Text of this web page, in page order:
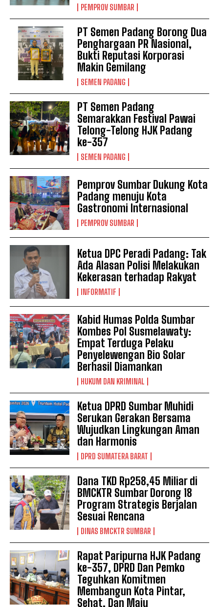
PEMPROV SUMBAR
PT Semen Padang Borong Dua
Penghargaan PR Nasional,
Bukti Reputasi Korporasi
Makin Gemilang
SEMEN PADANG
PT Semen Padang
Semarakkan Festival Pawai
Telong-Telong HJK Padang
ke-357
SEMEN PADANG
Pemprov Sumbar Dukung Kota
Padang menuju Kota
Gastronomi Internasional
PEMPROV SUMBAR
Ketua DPC Peradi Padang: Tak
Ada Alasan Polisi Melakukan
Kekerasan terhadap Rakyat
INFORMATIF
Kabid Humas Polda Sumbar
Kombes Pol Susmelawaty:
Empat Terduga Pelaku
Penyelewengan Bio Solar
Berhasil Diamankan
HUKUM DAN KRIMINAL
Ketua DPRD Sumbar Muhidi
Serukan Gerakan Bersama
Wujudkan Lingkungan Aman
dan Harmonis
DPRD SUMATERA BARAT
Dana TKD Rp258,45 Miliar di
BMCKTR Sumbar Dorong 18
Program Strategis Berjalan
Sesuai Rencana
DINAS BMCKTR SUMBAR
Rapat Paripurna HJK Padang
ke-357, DPRD Dan Pemko
Teguhkan Komitmen
Membangun Kota Pintar,
Sehat, Dan Maju